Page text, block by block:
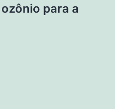
para a